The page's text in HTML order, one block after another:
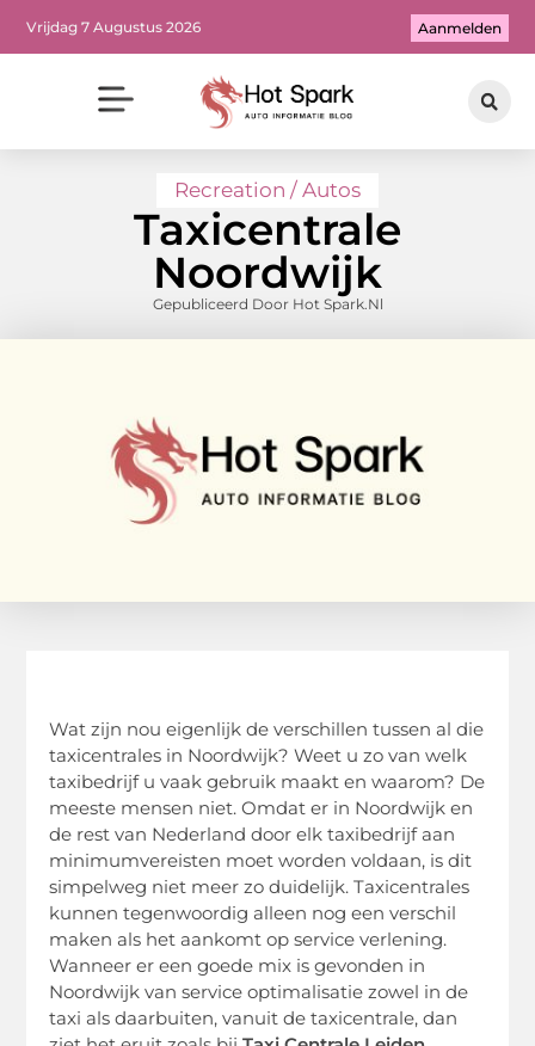
Vrijdag 7 Augustus 2026 Aanmelden
Recreation / Autos
Taxicentrale
Noordwijk
Gepubliceerd Door Hot Spark.nl
Wat zijn nou eigenlijk de verschillen tussen al die
taxicentrales in Noordwijk? Weet u zo van welk
taxibedrijf u vaak gebruik maakt en waarom? De
meeste mensen niet. Omdat er in Noordwijk en
de rest van Nederland door elk taxibedrijf aan
minimumvereisten moet worden voldaan, is dit
simpelweg niet meer zo duidelijk. Taxicentrales
kunnen tegenwoordig alleen nog een verschil
maken als het aankomt op service verlening.
Wanneer er een goede mix is gevonden in
Noordwijk van service optimalisatie zowel in de
taxi als daarbuiten, vanuit de taxicentrale, dan